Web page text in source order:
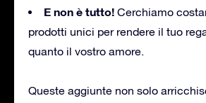
E non è tutto! Cerchiamo
prodotti unici per rendere il tuo
quanto il vostro amore.
Queste aggiunte non solo